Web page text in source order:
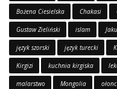
Bożena Ciesielska Chakasi
Gustaw Zieliński islam
język szorski język turecki
Kirgizi kuchnia kirgiska
malarstwo Mongolia